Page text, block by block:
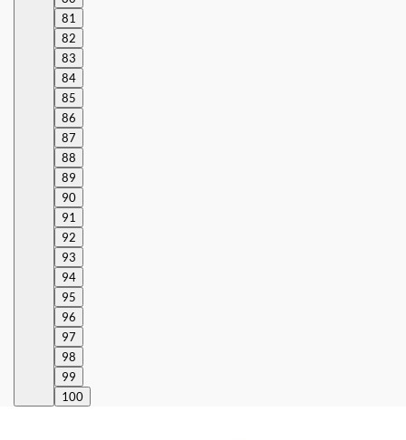
81
82
83
84
85
86
87
88
89
90
91
92
93
94
95
96
97
98
99
100